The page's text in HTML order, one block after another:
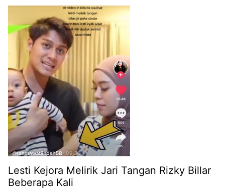
Lesti Kejora Melirik Jari Tangan Rizky Billar
Beberapa Kali